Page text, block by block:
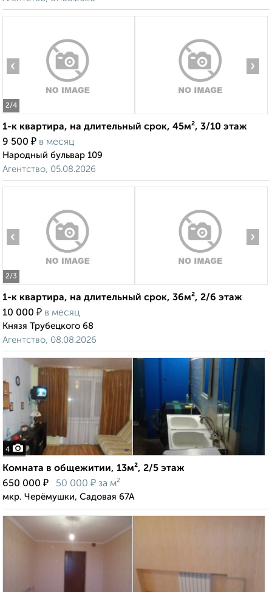
2/4
‹ ›
1-к квартира, на длительный срок, 45м², 3/10 этаж
9 500 ₽ в месяц
Народный бульвар 109
Агентство, 05.08.2026
2/3
‹ ›
1-к квартира, на длительный срок, 36м², 2/6 этаж
10 000 ₽ в месяц
Князя Трубецкого 68
Агентство, 08.08.2026
4
Комната в общежитии, 13м², 2/5 этаж
650 000 ₽ 50 000 ₽ за м²
мкр. Черёмушки, Садовая 67А